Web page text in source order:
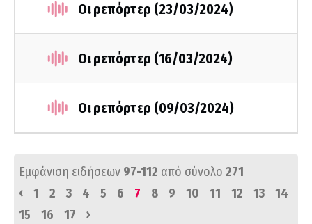
Οι ρεπόρτερ (23/03/2024)
Οι ρεπόρτερ (16/03/2024)
Οι ρεπόρτερ (09/03/2024)
Εμφάνιση ειδήσεων 97-112 από σύνολο 271
‹
1 2 3 4 5 6 7 8 9 10 11 12 13
14
15
16 17 ›